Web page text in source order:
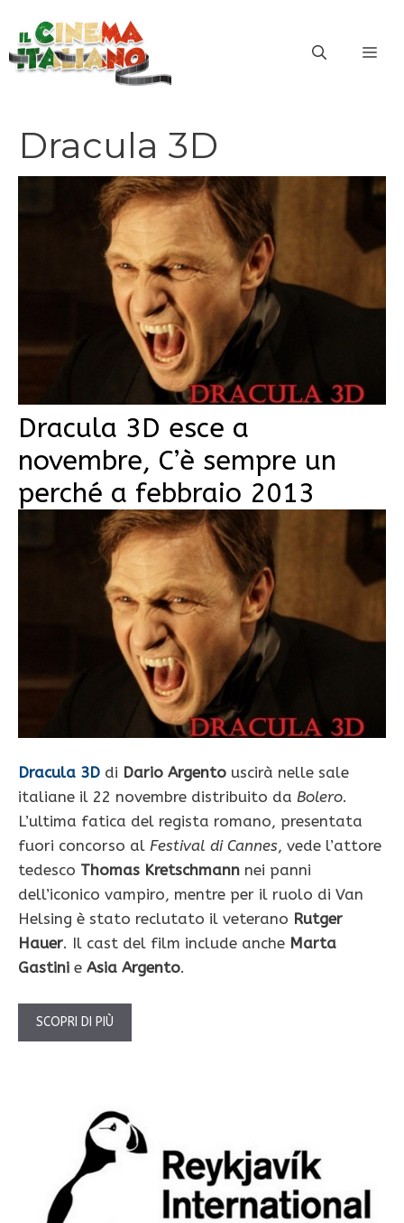
contenuto
Dracula 3D
Dracula 3D esce a
novembre, C’è sempre un
perché a febbraio 2013
Dracula 3D di Dario Argento uscirà nelle sale
italiane il 22 novembre distribuito da Bolero.
L’ultima fatica del regista romano, presentata
fuori concorso al Festival di Cannes, vede l’attore
tedesco Thomas Kretschmann nei panni
dell’iconico vampiro, mentre per il ruolo di Van
Helsing è stato reclutato il veterano Rutger
Hauer. Il cast del film include anche Marta
Gastini e Asia Argento.
SCOPRI DI PIÙ